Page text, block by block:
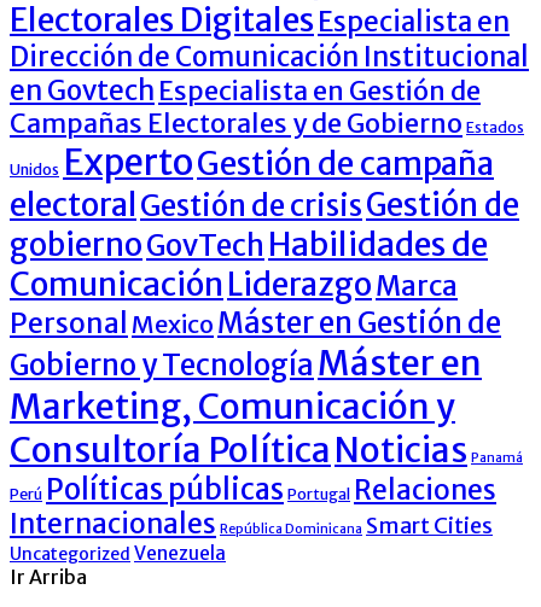
Electorales Digitales Especialista en
Dirección de Comunicación Institucional
en Govtech Especialista en Gestión de
Campañas Electorales y de Gobierno Estados
Unidos ExpertoGestión de campaña
electoral Gestión de crisisGestión de
gobiernoGovTech Habilidades de
Comunicación LiderazgoMarca
Personal Mexico Máster en Gestión de
Gobierno y TecnologíaMáster en
Marketing, Comunicación y
Consultoría PolíticaNoticias Panamá
Perú Políticas públicas Portugal Relaciones
Internacionales República Dominicana Smart Cities
Uncategorized Venezuela
Ir Arriba